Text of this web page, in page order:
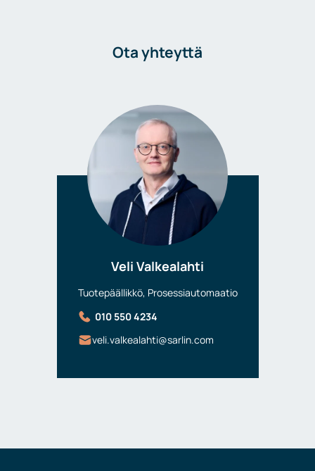
Ota yhteyttä
Veli Valkealahti
Tuotepäällikkö, Prosessiautomaatio
010 550 4234
veli.valkealahti@sarlin.com